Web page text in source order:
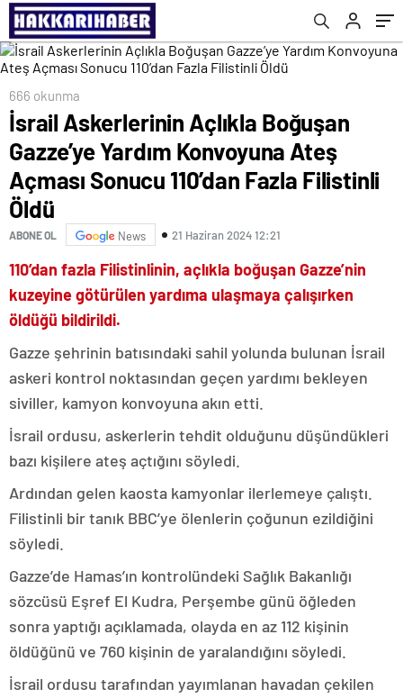
110’dan Fazla Filistinli Öldü
666 okunma
İsrail Askerlerinin Açlıkla Boğuşan
Gazze’ye Yardım Konvoyuna Ateş
Açması Sonucu 110’dan Fazla Filistinli
Öldü
ABONE OL News 21 Haziran 2024 12:21
110’dan fazla Filistinlinin, açlıkla boğuşan Gazze’nin
kuzeyine götürülen yardıma ulaşmaya çalışırken
öldüğü bildirildi.
Gazze şehrinin batısındaki sahil yolunda bulunan İsrail
askeri kontrol noktasından geçen yardımı bekleyen
siviller, kamyon konvoyuna akın etti.
İsrail ordusu, askerlerin tehdit olduğunu düşündükleri
bazı kişilere ateş açtığını söyledi.
Ardından gelen kaosta kamyonlar ilerlemeye çalıştı.
Filistinli bir tanık BBC’ye ölenlerin çoğunun ezildiğini
söyledi.
Gazze’de Hamas’ın kontrolündeki Sağlık Bakanlığı
sözcüsü Eşref El Kudra, Perşembe günü öğleden
sonra yaptığı açıklamada, olayda en az 112 kişinin
öldüğünü ve 760 kişinin de yaralandığını söyledi.
İsrail ordusu tarafından yayımlanan havadan çekilen